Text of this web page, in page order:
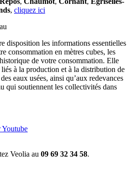
, cliquez ici
disposition les informations essentielles
consommation en mètres cubes, les
de votre consommation. Elle
à la production et à la distribution de
eaux usées, ainsi qu’aux redevances
qui soutiennent les collectivités dans
Veolia au 09 69 32 34 58.